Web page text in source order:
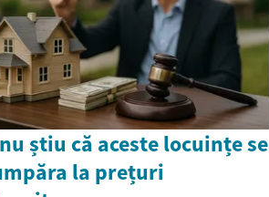
știu că aceste locuințe se
la prețuri